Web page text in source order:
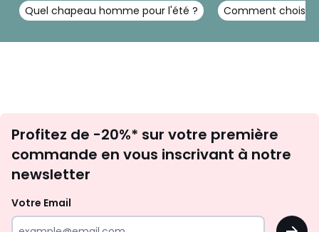
Quel chapeau homme pour l'été ? Comment choisir
newsletter
Profitez de -20%* sur votre première
commande en vous inscrivant à notre
newsletter
Votre Email
OK